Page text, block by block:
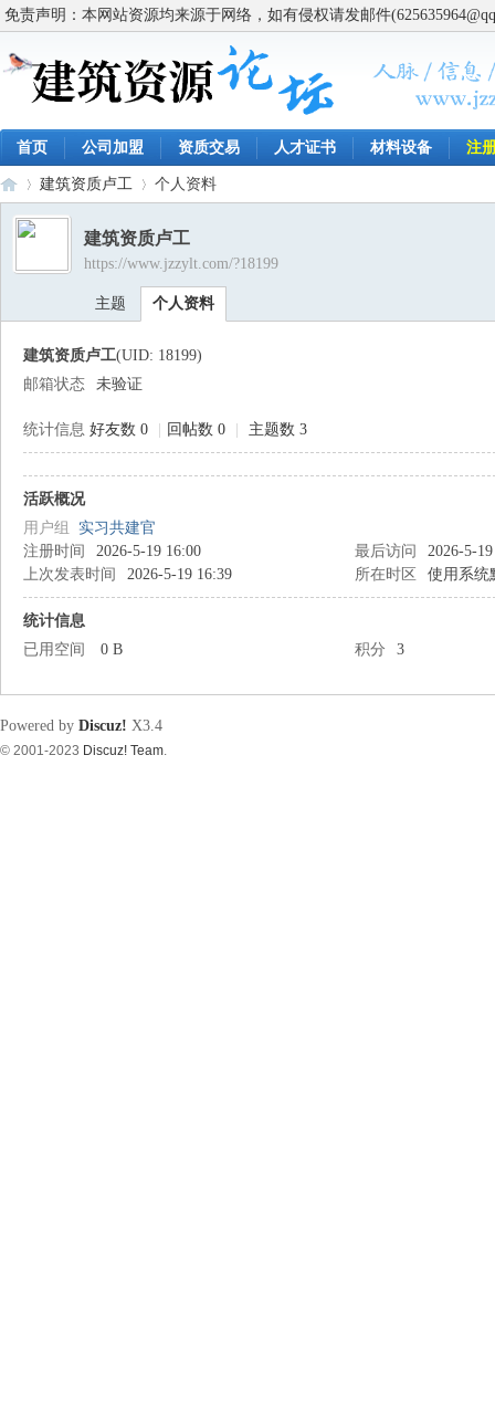
免责声明：本网站资源均来源于网络，如有侵权请发邮件
首页 公司加盟 资质交易 人才证书 材料设备 注
资
›
建筑资质卢工 个人资料
建筑资质卢工
https://www.jzzylt.com/?18199
主题 个人资料
建筑资质卢工(UID: 18199)
邮箱状态
未验证
统计信息 好友数 0 回帖数 0 主题数 3
活跃概况
用户组 实习共建官
注册时间
2026-5-19 16:00 最后访问
2026-5-
上次发表时间
2026-5-19 16:39 所在时区 使用系统
统计信息
已用空间
0 B 积分 3
Powered by Discuz! X3.4
© 2001-2023 Discuz! Team